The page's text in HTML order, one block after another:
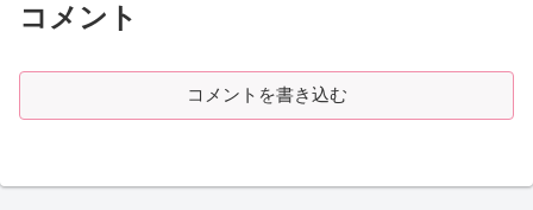
コメント
コメントを書き込む